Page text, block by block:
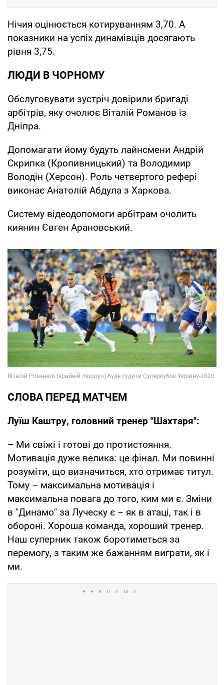
Нічия оцінюється котируванням 3,70. А
показники на успіх динамівців досягають
рівня 3,75.
ЛЮДИ В ЧОРНОМУ
Обслуговувати зустріч довірили бригаді
арбітрів, яку очолює Віталій Романов із
Дніпра.
Допомагати йому будуть лайнсмени Андрій
Скрипка (Кропивницький) та Володимир
Володін (Херсон). Роль четвертого рефері
виконає Анатолій Абдула з Харкова.
Систему відеодопомоги арбітрам очолить
киянин Євген Арановський.
СЛОВА ПЕРЕД МАТЧЕМ
Луїш Каштру, головний тренер "Шахтаря":
– Ми свіжі і готові до протистояння.
Мотивація дуже велика: це фінал. Ми повинні
розуміти, що визначиться, хто отримає титул.
Тому – максимальна мотивація і
максимальна повага до того, ким ми є. Зміни
в "Динамо" за Луческу є – як в атаці, так і в
обороні. Хороша команда, хороший тренер.
Наш суперник також боротиметься за
перемогу, з таким же бажанням виграти, як і
ми.